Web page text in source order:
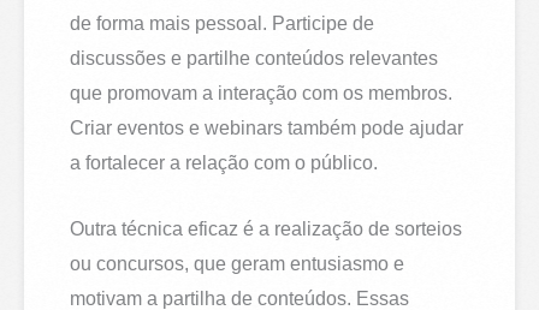
de forma mais pessoal. Participe de
discussões e partilhe conteúdos relevantes
que promovam a interação com os membros.
Criar eventos e webinars também pode ajudar
a fortalecer a relação com o público.
Outra técnica eficaz é a realização de sorteios
ou concursos, que geram entusiasmo e
motivam a partilha de conteúdos. Essas